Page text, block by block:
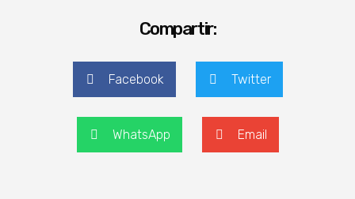
Compartir:
Facebook Twitter
WhatsApp Email